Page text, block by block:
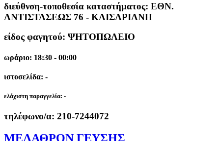
διεύθνση-τοποθεσία καταστήματος: ΕΘΝ.
ΑΝΤΙΣΤΑΣΕΩΣ 76 - ΚΑΙΣΑΡΙΑΝΗ
είδος φαγητού: ΨΗΤΟΠΩΛΕΙΟ
ωράριο: 18:30 - 00:00
ιστοσελίδα: -
ελάχιστη παραγγελία: -
τηλέφωνο/α: 210-7244072
ΜΕΛΑΘΡΟΝ ΓΕΥΣΗΣ